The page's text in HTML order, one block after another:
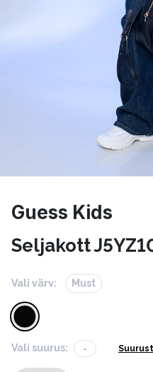
Guess Kids
Seljakott
Vali värv: Must
Vali suurus: -